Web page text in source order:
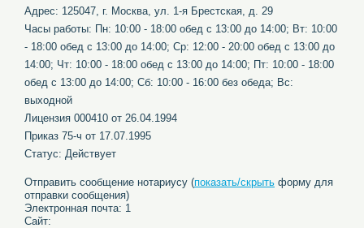
Адрес: 125047, г. Москва, ул. 1-я Брестская, д. 29
Часы работы: Пн: 10:00 - 18:00 обед с 13:00 до 14:00; Вт: 10:00
- 18:00 обед с 13:00 до 14:00; Ср: 12:00 - 20:00 обед с 13:00 до
14:00; Чт: 10:00 - 18:00 обед с 13:00 до 14:00; Пт: 10:00 - 18:00
обед с 13:00 до 14:00; Сб: 10:00 - 16:00 без обеда; Вс:
выходной
Лицензия 000410 от 26.04.1994
Приказ 75-ч от 17.07.1995
Статус: Действует
Отправить сообщение нотариусу (показать/скрыть форму для
отправки сообщения)
Электронная почта: 1
Сайт: